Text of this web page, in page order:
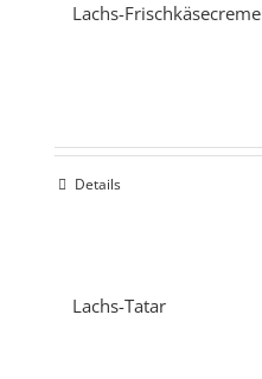
Lachs-Frischkäsecreme
Details
Lachs-Tatar